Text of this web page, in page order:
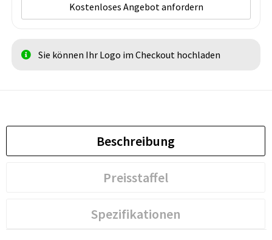
Kostenloses Angebot anfordern
Sie können Ihr Logo im Checkout hochladen
Beschreibung
Preisstaffel
Spezifikationen